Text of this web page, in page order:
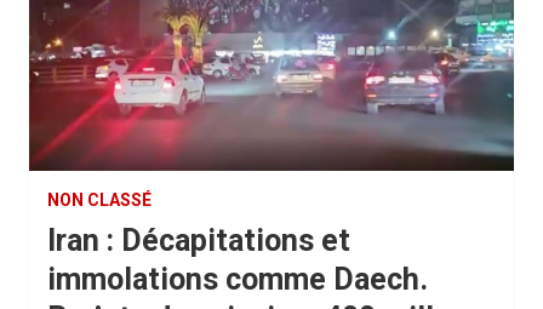
NON CLASSÉ
Iran : Décapitations et
immolations comme Daech.